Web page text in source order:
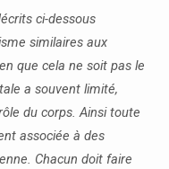
ci-dessous
similaires aux
que cela ne soit pas le
a souvent limité,
du corps. Ainsi toute
associée à des
Chacun doit faire